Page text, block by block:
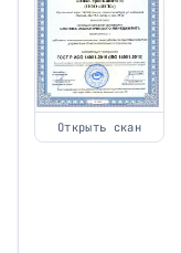
Открыть скан